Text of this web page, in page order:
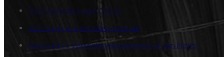
Tela Verticale Lupin Comic
Juta Lupin e la Squadra a Natale
Juta Lupin e Zenigata inseguimento a San Pietro